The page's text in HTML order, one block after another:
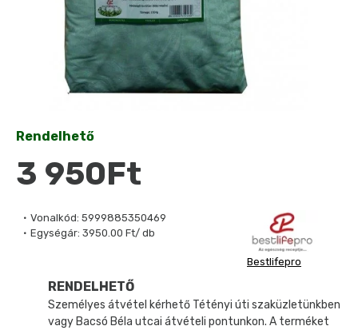
Vonalkód: 5999885350469
Egységár: 3950.00 Ft/ db
Bestlifepro
Rendelhető
3 950Ft
RENDELHETŐ
Személyes átvétel kérhető Tétényi úti szaküzletünkben
vagy Bacsó Béla utcai átvételi pontunkon. A terméket